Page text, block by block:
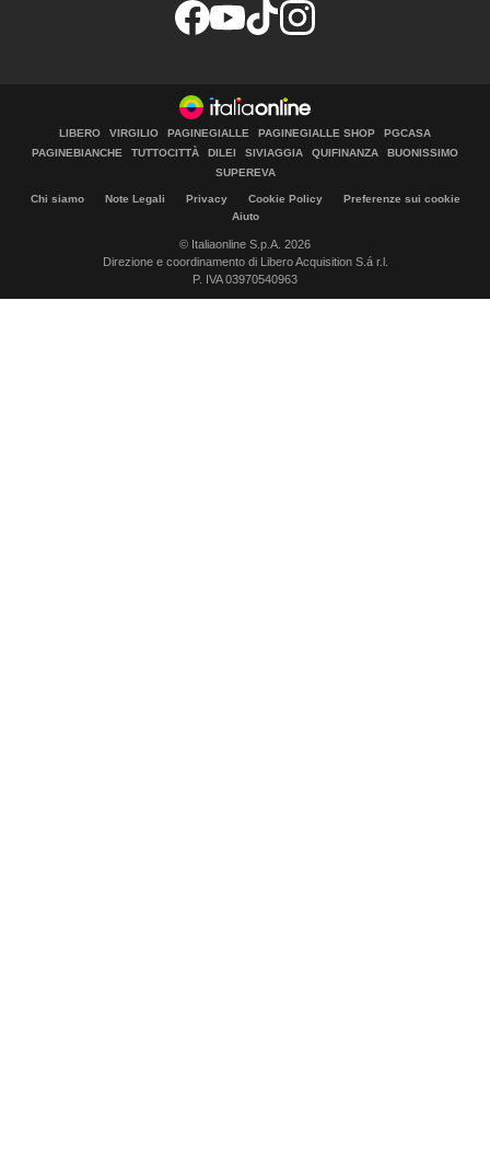
LIBERO VIRGILIO PAGINEGIALLE PAGINEGIALLE SHOP
PGCASA
PAGINEBIANCHE
TUTTOCITTÀ DILEI SIVIAGGIA QUIFINANZA
BUONISSIMO
SUPEREVA
Chi siamo Note Legali Privacy Cookie Policy
Preferenze sui cookie
Aiuto
© Italiaonline S.p.A. 2026
Direzione e coordinamento di Libero Acquisition S.á r.l.
P. IVA 03970540963